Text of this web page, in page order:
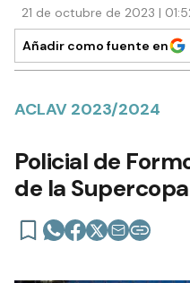
21 de octubre de 2023 |
Añadir como fuente en
ACLAV 2023/2024
Policial de
de la Supercopa